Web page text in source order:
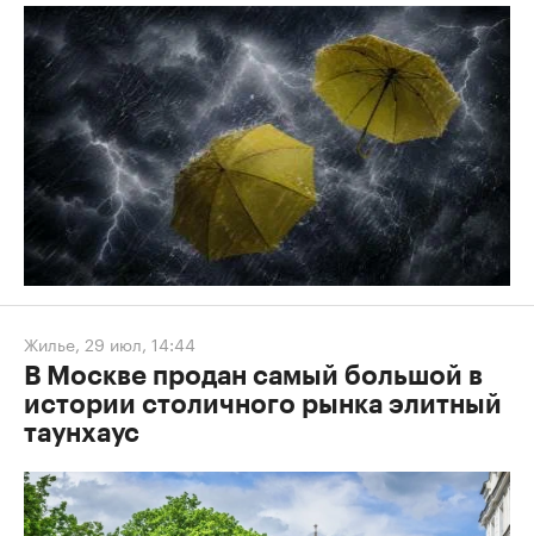
Жилье, 29 июл, 14:44
В Москве продан самый большой в
истории столичного рынка элитный
таунхаус